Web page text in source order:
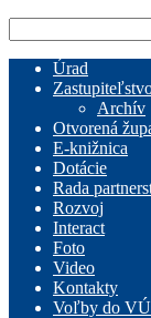
Úrad
Archív
Otvorená
E-knižnica
Dotácie
Rada
Rozvoj
Interact
Foto
Video
Kontakty
Voľby do